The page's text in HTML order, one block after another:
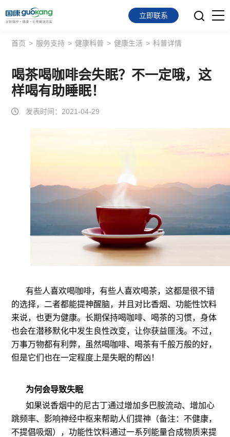
首页
面向会员
面向企业
立即联系
首页 > 服务支持 > 健康科普 > 健康生活 > 科普详情
喝茶喝咖啡会失眠？不一定哦，这
样喝有助睡眠！
发表时间：2021-04-29
有些人喜欢喝咖啡，有些人喜欢喝茶，这都是很不错
的选择，二者都能提神醒脑，并且对比香烟、功能性饮料
来说，也更为健康。长期保持喝咖啡、喝茶的习惯，身体
也会在潜移默化中发生良性改变，让你获益匪浅。不过，
万事万物都有利弊，虽然喝咖啡、喝茶有千般万般的好，
但是它们也在一定程度上是失眠的帮凶！
为何会导致失眠
如果说香烟中的尼古丁通过增加多巴胺流动、增加心
跳频率、影响神经中枢来帮助人们提神（备注：不健康，
不提倡吸烟），功能性饮料通过一系列能量合成物质来提